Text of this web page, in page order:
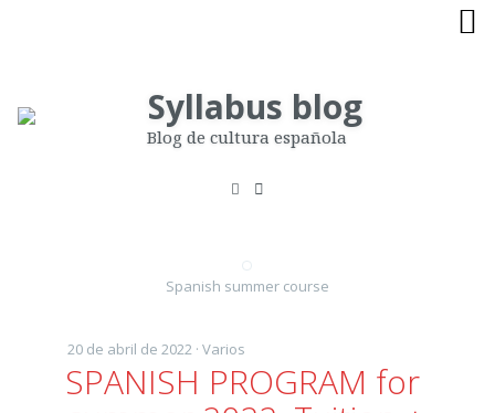
Blog de cultura española
Spanish summer course
20 de abril de 2022 · Varios
SPANISH PROGRAM for